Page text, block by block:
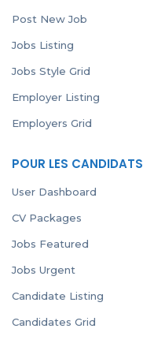
Post New Job
Jobs Listing
Jobs Style Grid
Employer Listing
Employers Grid
POUR LES CANDIDATS
User Dashboard
CV Packages
Jobs Featured
Jobs Urgent
Candidate Listing
Candidates Grid